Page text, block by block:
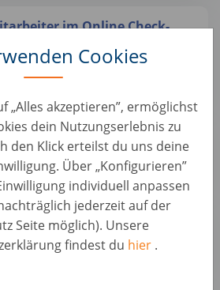
Cookies
„Alles akzeptieren”, ermöglichst
dein Nutzungserlebnis zu
den Klick erteilst du uns deine
Über „Konfigurieren”
individuell anpassen
jederzeit auf der
Seite möglich). Unsere
findest du hier .
im Online Check-
Berlin
Rechnungswesen (d/m/w)
Berlin
(f/m/x)
Hemau